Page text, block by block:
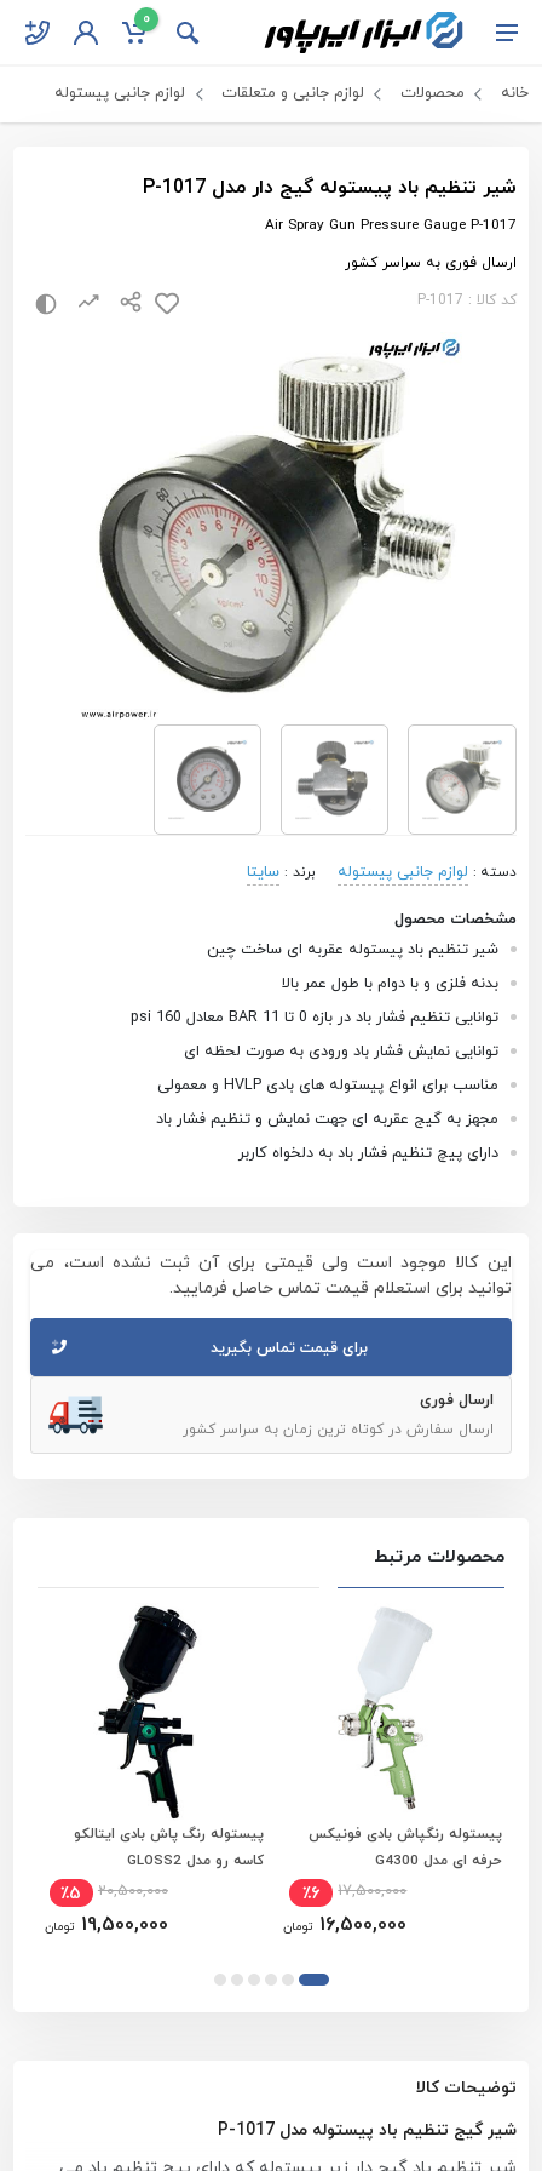
0
خانه محصولات لوازم جانبی و متعلقات لوازم جانبی پیستوله
شیر تنظیم باد پیستوله گیج دار مدل P-1017
Air Spray Gun Pressure Gauge P-1017
ارسال فوری به سراسر کشور
کد کالا : P-1017
دسته : لوازم جانبی پیستوله برند :سایتا
مشخصات محصول
شیر تنظیم باد پیستوله عقربه ای ساخت چین
بدنه فلزی و با دوام با طول عمر بالا
توانایی تنظیم فشار باد در بازه 0 تا 11 BAR معادل 160 psi
توانایی نمایش فشار باد ورودی به صورت لحظه ای
مناسب برای انواع پیستوله های بادی HVLP و معمولی
مجهز به گیج عقربه ای جهت نمایش و تنظیم فشار باد
دارای پیچ تنظیم فشار باد به دلخواه کاربر
این کالا موجود است ولی قیمتی برای آن ثبت نشده است، می
توانید برای استعلام قیمت تماس حاصل فرمایید.
برای قیمت تماس بگیرید
ارسال فوری
ارسال سفارش در کوتاه ترین زمان به سراسر کشور
محصولات مرتبط
مشاهده و انتخاب ویژگی ها
پیستوله رنگپاش بادی فونیکس
حرفه ای مدل G4300
17,500,000 ٪6
16,500,000 تومان
افزودن به سبد خرید
پیستوله رنگ پاش بادی ایتالکو
کاسه رو مدل GLOSS2
20,500,000 ٪5
19,500,000 تومان
توضیحات کالا
شیر گیج تنظیم باد پیستوله مدل P-1017